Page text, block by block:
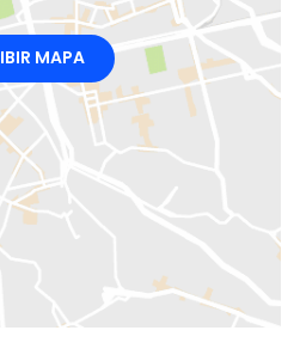
MAPA